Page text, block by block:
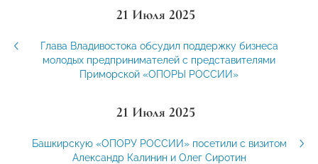
21 Июля 2025
Глава Владивостока обсудил поддержку бизнеса
молодых предпринимателей с представителями
Приморской «ОПОРЫ РОССИИ»
21 Июля 2025
Башкирскую «ОПОРУ РОССИИ» посетили с визитом
Александр Калинин и Олег Сиротин